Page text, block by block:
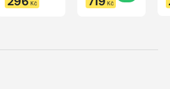
Kč Kč